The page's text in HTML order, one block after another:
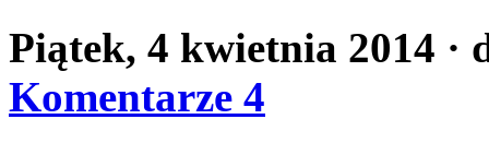
Piątek, 4 kwietnia 2014 ·
Komentarze 4